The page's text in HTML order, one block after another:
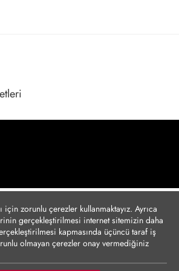
zorunlu çerezler kullanmaktayız. Ayrıca
gerçekleştirilmesi internet sitemizin daha
kapmasında üçüncü taraf iş
olmayan çerezler onay vermediğiniz
dışına aktarılabilecektir.Çerez